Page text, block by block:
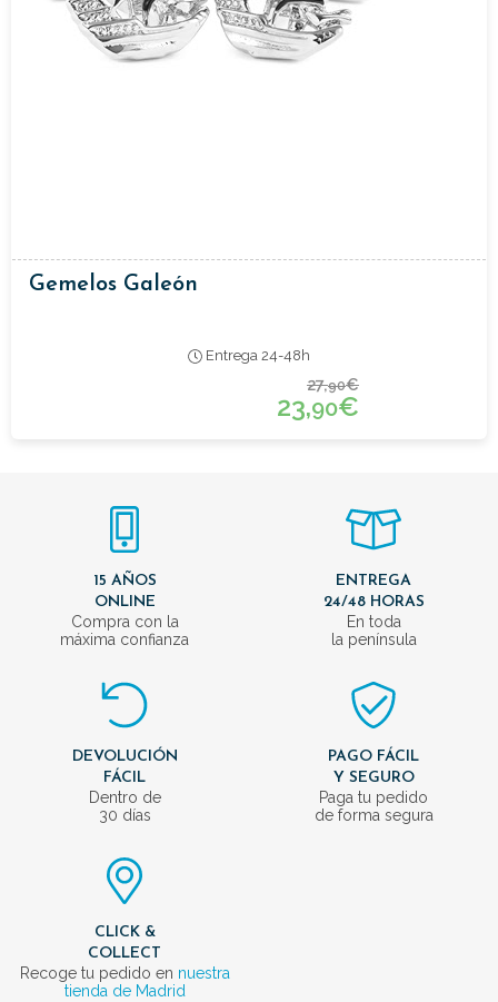
Gemelos Galeón
Entrega 24-48h
27,90€
23,90€
15 AÑOS
ONLINE
Compra con la
máxima confianza
ENTREGA
24/48 HORAS
En toda
la península
DEVOLUCIÓN
FÁCIL
Dentro de
30 días
PAGO FÁCIL
Y SEGURO
Paga tu pedido
de forma segura
CLICK &
COLLECT
Recoge tu pedido en nuestra
tienda de Madrid